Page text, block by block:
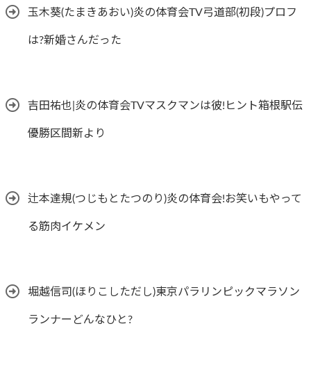
玉木葵(たまきあおい)炎の体育会TV弓道部(初段)プロフ
は?新婚さんだった
吉田祐也|炎の体育会TVマスクマンは彼!ヒント箱根駅伝
優勝区間新より
辻本達規(つじもとたつのり)炎の体育会!お笑いもやって
る筋肉イケメン
堀越信司(ほりこしただし)東京パラリンピックマラソン
ランナーどんなひと?